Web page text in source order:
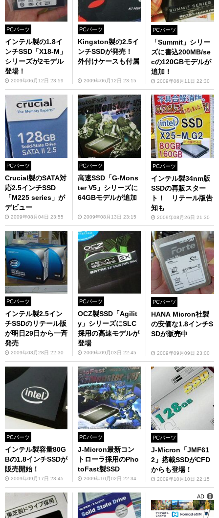
PCパーツ
インテル製の1.8イ
ンチSSD「X18-M」
シリーズが2モデル
登場！
2009年06月12日 23:59
PCパーツ
Kingston製の2.5イ
ンチSSDが発売！
外付けケースも付属
2009年06月12日 23:15
PCパーツ
「Summit」シリー
ズに書込200MB/se
cの120GBモデルが
追加！
2009年06月11日 22:30
PCパーツ
Crucial製のSATA対
応2.5インチSSD
「M225 series」が
デビュー
2009年08月04日 23:55
PCパーツ
高速SSD「G-Mons
ter V5」シリーズに
64GBモデルが追加
2009年08月13日 23:15
PCパーツ
インテル製34nm版
SSDの再販スター
ト！ リテール版告
知も
2009年08月26日 21:30
PCパーツ
インテル製2.5イン
チSSDのリテール版
が明日29日から一斉
発売
2009年08月28日 22:30
PCパーツ
OCZ製SSD「Agilit
y」シリーズにSLC
採用の高速モデルが
登場
2009年09月03日 22:45
PCパーツ
HANA Micron社製
の安価な1.8インチS
SDが販売中
2009年09月09日 23:00
PCパーツ
インテル製容量80G
Bの1.8インチSSDが
販売開始！
2009年09月17日 23:45
PCパーツ
J-Micron最新コン
トローラ採用のPho
toFast製SSD
2009年10月02日 22:34
PCパーツ
J-Micron「JMF61
2」搭載SSDがCFD
からも登場！
2009年10月10日 22:15
AD